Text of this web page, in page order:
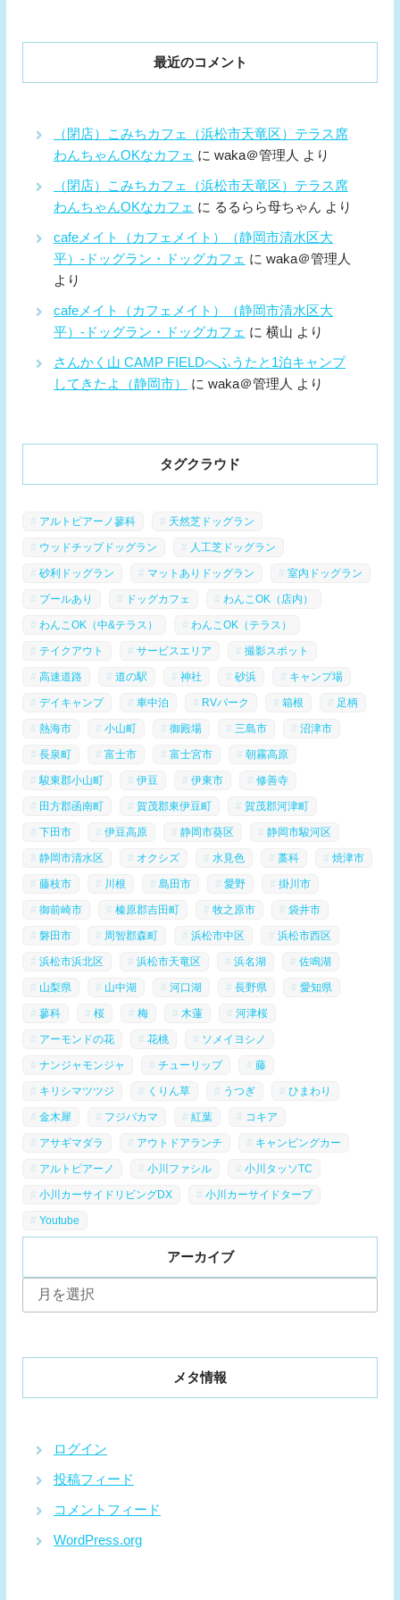
最近のコメント
（閉店）こみちカフェ（浜松市天竜区）テラス席
わんちゃんOKなカフェ に waka＠管理人 より
（閉店）こみちカフェ（浜松市天竜区）テラス席
わんちゃんOKなカフェ に るるらら母ちゃん より
cafeメイト（カフェメイト）（静岡市清水区大
平）-ドッグラン・ドッグカフェ に waka＠管理人
より
cafeメイト（カフェメイト）（静岡市清水区大
平）-ドッグラン・ドッグカフェ に 横山 より
さんかく山 CAMP FIELDへふうたと1泊キャンプ
してきたよ（静岡市）
に waka＠管理人 より
タグクラウド
アルトピアーノ蓼科 天然芝ドッグラン
ウッドチップドッグラン 人工芝ドッグラン
砂利ドッグラン マットありドッグラン 室内ドッグラン
プールあり ドッグカフェ わんこOK（店内）
わんこOK（中&テラス） わんこOK（テラス）
テイクアウト サービスエリア 撮影スポット
高速道路 道の駅 神社 砂浜 キャンプ場
デイキャンプ 車中泊 RVパーク 箱根 足柄
熱海市 小山町 御殿場 三島市 沼津市
長泉町 富士市 富士宮市 朝霧高原
駿東郡小山町 伊豆 伊東市 修善寺
田方郡函南町 賀茂郡東伊豆町 賀茂郡河津町
下田市 伊豆高原 静岡市葵区 静岡市駿河区
静岡市清水区 オクシズ 水見色 藁科 焼津市
藤枝市 川根 島田市 愛野 掛川市
御前崎市 榛原郡吉田町 牧之原市 袋井市
磐田市 周智郡森町 浜松市中区 浜松市西区
浜松市浜北区 浜松市天竜区 浜名湖 佐鳴湖
山梨県 山中湖 河口湖 長野県 愛知県
蓼科 桜 梅 木蓮 河津桜
アーモンドの花 花桃 ソメイヨシノ
ナンジャモンジャ チューリップ 藤
キリシマツツジ くりん草 うつぎ ひまわり
金木犀 フジバカマ 紅葉 コキア
アサギマダラ アウトドアランチ キャンピングカー
アルトピアーノ 小川ファシル 小川タッソTC
小川カーサイドリビングDX 小川カーサイドタープ
Youtube
アーカイブ
ー
メタ情報
ログイン
投稿フィード
コメントフィード
WordPress.org